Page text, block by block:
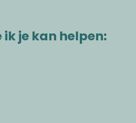
ik je kan helpen: